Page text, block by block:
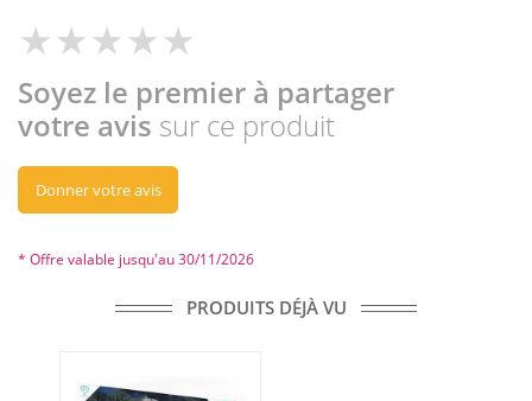
Soyez le premier à partager
votre avis sur ce produit
Donner votre avis
* Offre valable jusqu'au 30/11/2026
PRODUITS DÉJÀ VU